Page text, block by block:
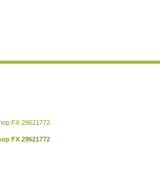
FX 29621772